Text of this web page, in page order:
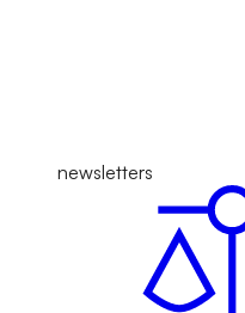
newsletters